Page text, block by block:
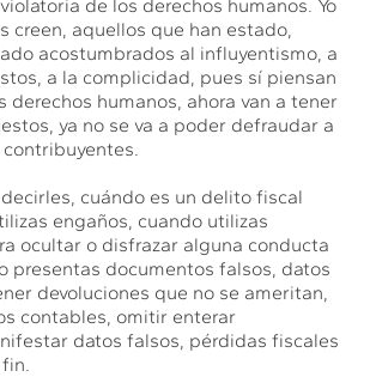
de los derechos humanos. Yo
creen, aquellos que han estado,
acostumbrados al influyentismo, a
a la complicidad, pues sí piensan
derechos humanos, ahora van a tener
ya no se va a poder defraudar a
cuándo es un delito fiscal
engaños, cuando utilizas
ocultar o disfrazar alguna conducta
presentas documentos falsos, datos
devoluciones que no se ameritan,
contables, omitir enterar
datos falsos, pérdidas fiscales